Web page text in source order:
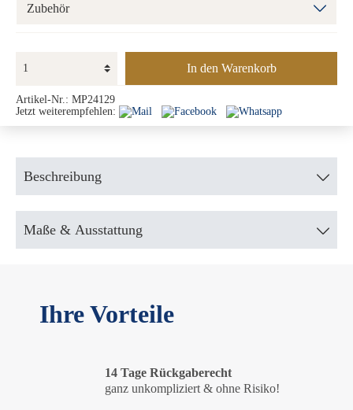
Zubehör
In den Warenkorb
Artikel-Nr.: MP24129
Jetzt weiterempfehlen:
Beschreibung
Maße & Ausstattung
Ihre Vorteile
14 Tage Rückgaberecht
ganz unkompliziert & ohne Risiko!